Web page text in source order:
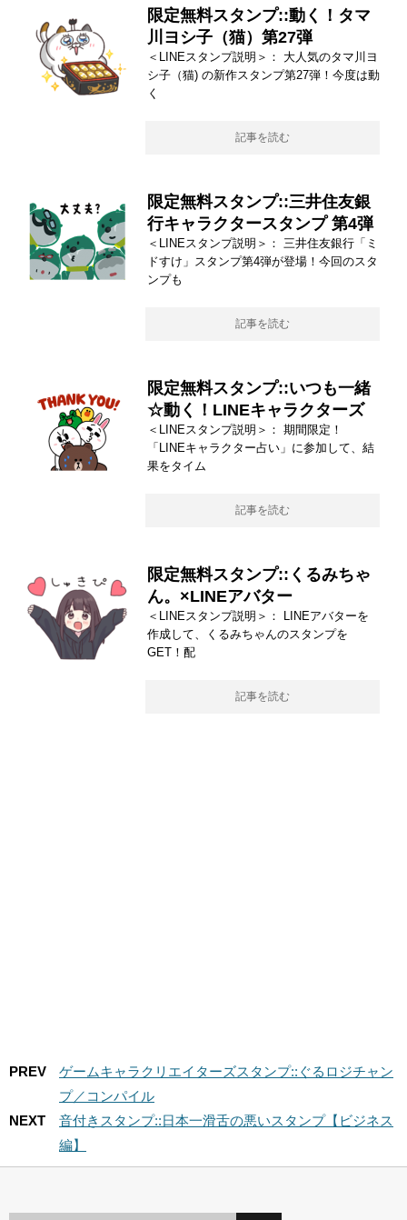
限定無料スタンプ::動く！タマ
川ヨシ子（猫）第27弾
＜LINEスタンプ説明＞： 大人気のタマ川ヨ
シ子（猫) の新作スタンプ第27弾！今度は動
く
記事を読む
限定無料スタンプ::三井住友銀
行キャラクタースタンプ 第4弾
＜LINEスタンプ説明＞： 三井住友銀行「ミ
ドすけ」スタンプ第4弾が登場！今回のスタ
ンプも
記事を読む
限定無料スタンプ::いつも一緒
☆動く！LINEキャラクターズ
＜LINEスタンプ説明＞： 期間限定！
「LINEキャラクター占い」に参加して、結
果をタイム
記事を読む
限定無料スタンプ::くるみちゃ
ん。×LINEアバター
＜LINEスタンプ説明＞： LINEアバターを
作成して、くるみちゃんのスタンプを
GET！配
記事を読む
PREV
ゲームキャラクリエイターズスタンプ::ぐるロジチャン
プ／コンパイル
NEXT
音付きスタンプ::日本一滑舌の悪いスタンプ【ビジネス
編】